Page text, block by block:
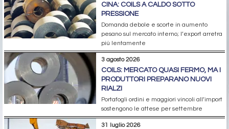
CINA: COILS A CALDO SOTTO
PRESSIONE
Domanda debole e scorte in aumento
pesano sul mercato interno; l’export arretra
più lentamente
3 agosto 2026
COILS: MERCATO QUASI FERMO, MA I
PRODUTTORI PREPARANO NUOVI
RIALZI
Portafogli ordini e maggiori vincoli all’import
sostengono le attese per settembre
31 luglio 2026